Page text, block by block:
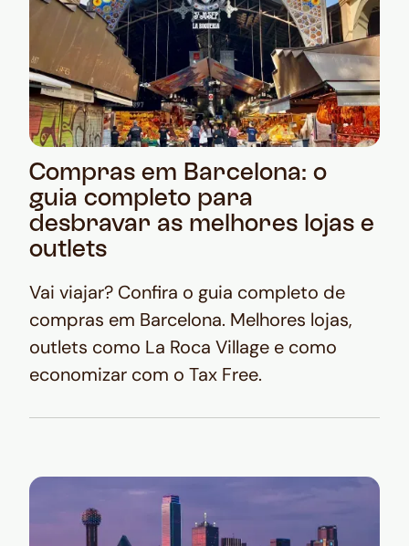
Compras em Barcelona: o
guia completo para
desbravar as melhores lojas e
outlets
Vai viajar? Confira o guia completo de
compras em Barcelona. Melhores lojas,
outlets como La Roca Village e como
economizar com o Tax Free.